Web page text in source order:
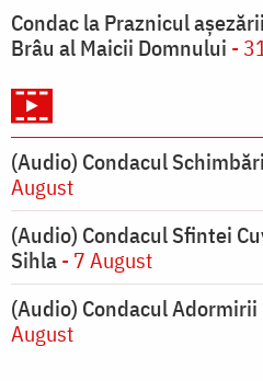
Condac la Praznicul
Brâu al Maicii Domnului -
(Audio) Condacul
August
(Audio) Condacul Sfintei
Sihla- 7 August
(Audio) Condacul
August